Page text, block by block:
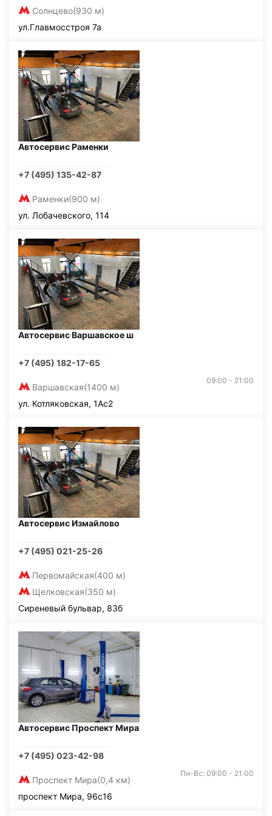
Солнцево(930 м)
ул.Главмосстроя 7а
Автосервис Раменки
+7 (495) 135-42-87
Раменки(900 м)
ул. Лобачевского, 114
Автосервис Варшавское ш
+7 (495) 182-17-65
Варшавская(1400 м)
09:00 - 21:00
ул. Котляковская, 1Ас2
Автосервис Измайлово
+7 (495) 021-25-26
Первомайская(400 м)
Щелковская(350 м)
Сиреневый бульвар, 83б
Автосервис Проспект Мира
+7 (495) 023-42-98
Проспект Мира(0,4 км)
Пн-Вс: 09:00 - 21:00
проспект Мира, 96с16